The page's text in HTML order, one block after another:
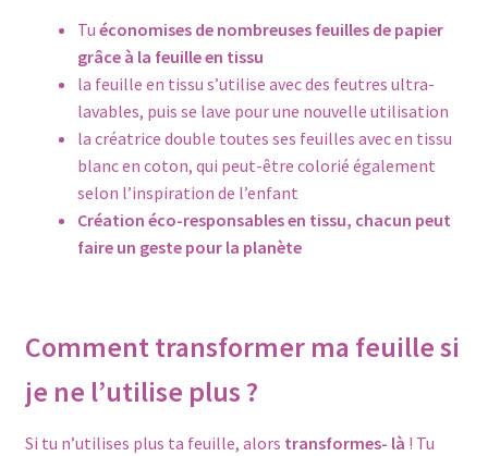
Tu économises de nombreuses feuilles de papier
grâce à la feuille en tissu
la feuille en tissu s’utilise avec des feutres ultra-
lavables, puis se lave pour une nouvelle utilisation
la créatrice double toutes ses feuilles avec en tissu
blanc en coton, qui peut-être colorié également
selon l’inspiration de l’enfant
Création éco-responsables en tissu, chacun peut
faire un geste pour la planète
Comment transformer ma feuille si
je ne l’utilise plus ?
Si tu n’utilises plus ta feuille, alors transformes- là ! Tu